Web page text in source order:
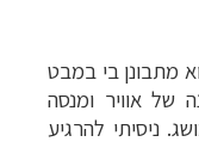
מתבונן בי במבט
של אוויר ומנסה
ניסיתי להרגיע